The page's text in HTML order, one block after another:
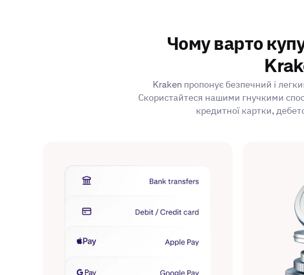
Чому варто
Kraken пропонує безпечний і
Скористайтеся нашими гнучкими
кредитної картки,